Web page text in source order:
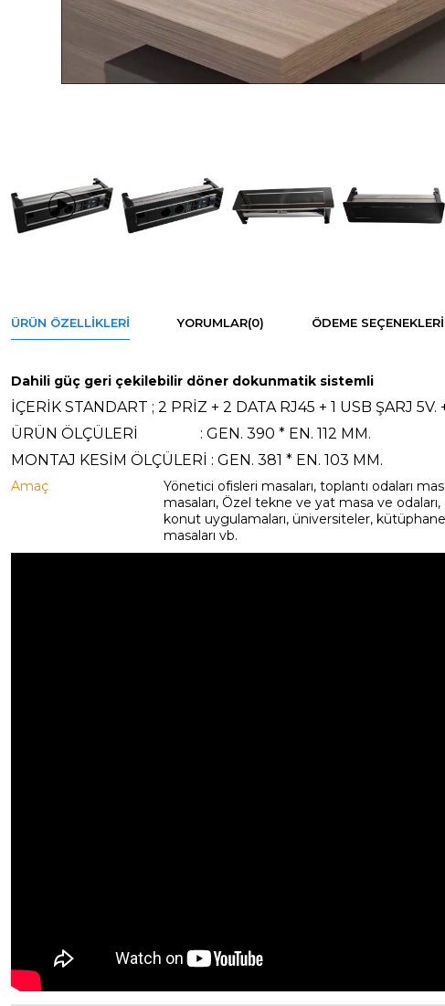
ÜRÜN ÖZELLIKLERI YORUMLAR(0) ÖDEME SEÇENEKLERI
Dahili güç geri çekilebilir döner dokunmatik sistemli
İÇERİK STANDART ; 2 PRİZ + 2 DATA RJ45 + 1 USB ŞARJ 5V.
ÜRÜN ÖLÇÜLERİ : GEN. 390 * EN. 112 MM.
MONTAJ KESİM ÖLÇÜLERİ : GEN. 381 * EN. 103 MM.
Amaç
Yönetici ofisleri masaları, toplantı odaları
masaları, Özel tekne ve yat masa ve odaları,
konut uygulamaları, üniversiteler,
masaları vb.